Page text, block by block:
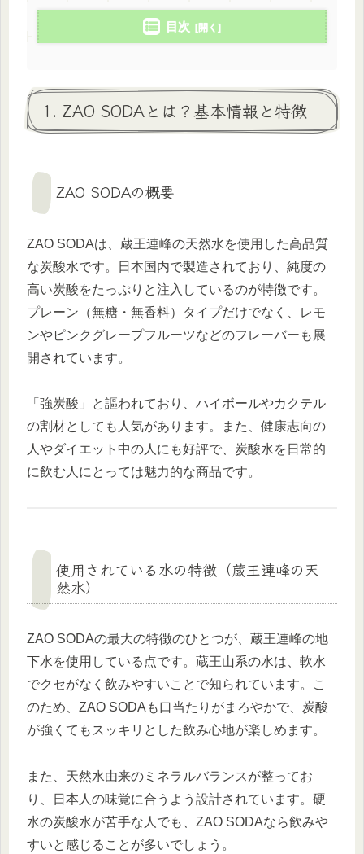
目次
1. ZAO SODAとは？基本情報と特徴
ZAO SODAの概要
ZAO SODAは、蔵王連峰の天然水を使用した高品質
な炭酸水です。日本国内で製造されており、純度の
高い炭酸をたっぷりと注入しているのが特徴です。
プレーン（無糖・無香料）タイプだけでなく、レモ
ンやピンクグレープフルーツなどのフレーバーも展
開されています。
「強炭酸」と謳われており、ハイボールやカクテル
の割材としても人気があります。また、健康志向の
人やダイエット中の人にも好評で、炭酸水を日常的
に飲む人にとっては魅力的な商品です。
使用されている水の特徴（蔵王連峰の天
然水）
ZAO SODAの最大の特徴のひとつが、蔵王連峰の地
下水を使用している点です。蔵王山系の水は、軟水
でクセがなく飲みやすいことで知られています。こ
のため、ZAO SODAも口当たりがまろやかで、炭酸
が強くてもスッキリとした飲み心地が楽しめます。
また、天然水由来のミネラルバランスが整ってお
り、日本人の味覚に合うよう設計されています。硬
水の炭酸水が苦手な人でも、ZAO SODAなら飲みや
すいと感じることが多いでしょう。